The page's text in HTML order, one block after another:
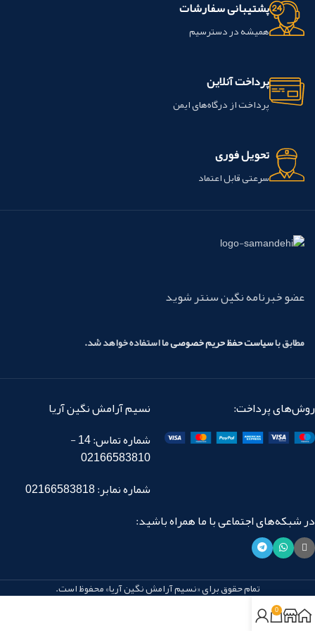
پشتیبانی سفارشات
همیشه در دسترسیم
پرداخت آنلاین
پرداخت از درگاه‌های ایمن
تحویل فوری
سرعتی قابل اعتماد
عضو خبرنامه نگین سنتر شوید
مطابق باسیاست حفظ حریم خصوصیما استفاده خواهد شد.
روش‌های پرداخت:
نسیم آرامش نگین آریا
شماره تماس: 14 -
02166583810
شماره نمابر: 02166583818
در شبکه‌های اجتماعی با ما همراه باشید:
تمام حقوق برای «نسیم آرامش نگین آریا» محفوظ است.
0